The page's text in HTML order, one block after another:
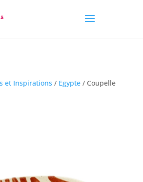
et Inspirations / Egypte/ Coupelle